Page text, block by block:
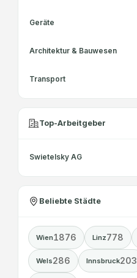
Geräte
Architektur & Bauwesen
Transport
Top-Arbeitgeber
Swietelsky AG
Beliebte Städte
Wien1876 Linz778
Wels286 Innsbruck203